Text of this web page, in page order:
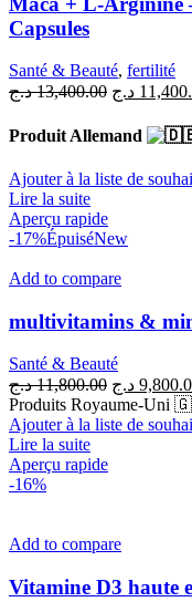
Capsules
Santé & Beauté, fertilité
13,400.00 د.ج
Le
initial
était :
د.ج
Produit Allemand
Ajouter à la liste de
Lire la suite
Aperçu rapide
-17%ÉpuiséNew
Add to compare
multivitamins &
Santé & Beauté
11,800.00 د.ج
Le
prix
initial
د.ج
Produits Royaume-Uni
Ajouter à la liste de
Lire la suite
Aperçu rapide
-16%
Add to compare
Vitamine D3 haute